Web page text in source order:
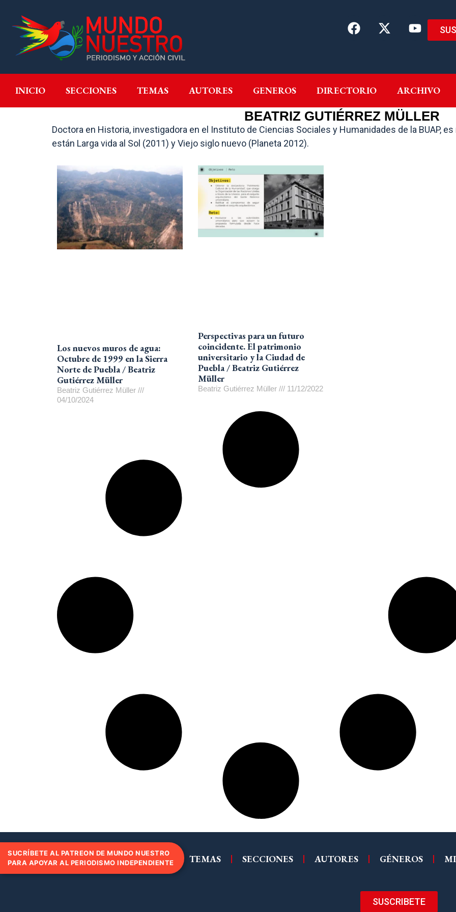
INICIO SECCIONES TEMAS AUTORES GENEROS DIRECTORIO ARCHIVO
INICIO SECCIONES GENEROS DIRECTORIO
BEATRIZ GUTIÉRREZ MÜLLER
Doctora en Historia, investigadora en el Instituto de Ciencias Sociales y Humanidades de la BUAP,
están Larga vida al Sol (2011) y Viejo siglo nuevo (Planeta 2012).
Los nuevos muros de agua:
Octubre de 1999 en la Sierra
Norte de Puebla / Beatriz
Gutiérrez Müller
Beatriz Gutiérrez Müller
04/10/2024
Perspectivas para un futuro
coincidente. El patrimonio
universitario y la Ciudad de
Puebla / Beatriz Gutiérrez
Müller
Beatriz Gutiérrez Müller 11/12/2022
TEMAS SECCIONES AUTORES GÉNEROS
SUSCRIBETE
SUCRÍBETE AL PATREON DE MUNDO NUESTRO
PARA APOYAR AL PERIODISMO INDEPENDIENTE